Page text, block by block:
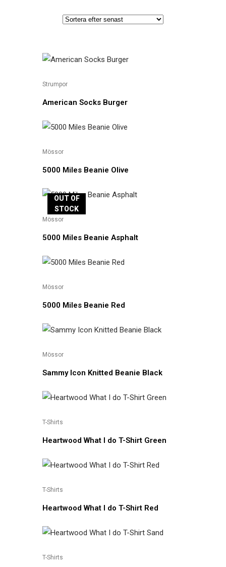
Strumpor
American Socks Burger
Mössor
5000 Miles Beanie Olive
OUT OF
STOCK
Mössor
5000 Miles Beanie Asphalt
Mössor
5000 Miles Beanie Red
Mössor
Sammy Icon Knitted Beanie Black
T-Shirts
Heartwood What I do T-Shirt Green
T-Shirts
Heartwood What I do T-Shirt Red
T-Shirts